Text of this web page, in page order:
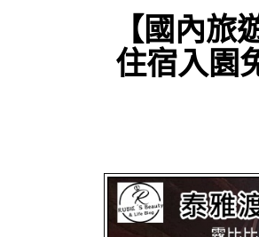
【國內
住宿入園